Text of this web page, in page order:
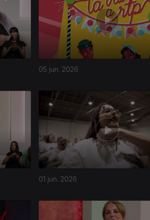
05 jun. 2026
01 jun. 2026